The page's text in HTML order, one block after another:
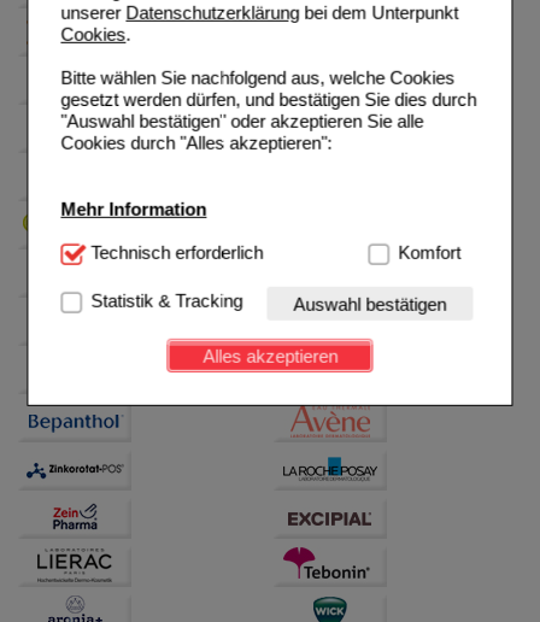
unserer Datenschutzerklärungbei dem Unterpunkt
Cookies.
Bitte wählen Sie nachfolgend aus, welche Cookies
gesetzt werden dürfen, und bestätigen Sie dies durch
"Auswahl bestätigen" oder akzeptieren Sie alle
Cookies durch "Alles akzeptieren":
Mehr Information
Technisch Notwendig:Hierbei handelt es sich um
Website notwendig sind (z.B. Navigation, Warenkorb,
Kundenkonto), weshalb auf diese nicht verzichtet
werden kann.
Einkaufserlebnis noch ansprechender zu gestalten,
beispielsweise für die Wiedererkennung des
Verhaltensweisen (z.B. Spracheinstellung)
auch auf Ihre Bedürfnisse zugeschrittene Inhalte
anzuzeigen und unser Partnerprogramm zu
betreiben.
Statistik & Tracking:
Hierüber lassen sich
Technisch erforderlich Komfort
Statistik & Tracking Auswahl bestätigen
Alles akzeptieren